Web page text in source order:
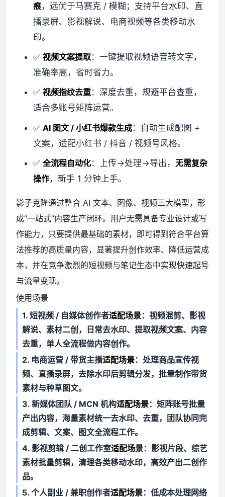
痕，远优于马赛克 / 模糊；支持平台水印、直
播录屏、影视解说、电商视频等各类移动水
印。
✅ 视频文案提取：一键提取视频语音转文字，
准确率高，省时省力。
✅ 视频指纹去重：深度去重，规避平台查重，
适合多账号矩阵运营。
✅ AI 图文 / 小红书爆款生成：自动生成配图 +
文案，适配小红书 / 抖音 / 视频号风格。
✅ 全流程自动化：上传→处理→导出， 无需复杂
操作，新手 1 分钟上手。
影子克隆通过整合 AI 文本、图像、视频三大模型，形
成“一站式”内容生产闭环。用户无需具备专业设计或写
作能力，只要提供最基础的素材，即可得到符合平台算
法推荐的高质量内容，显著提升创作效率、降低运营成
本，并在竞争激烈的短视频与笔记生态中实现快速起号
与流量变现。
使用场景
1. 短视频 / 自媒体创作者适配场景：视频混剪、影视
解说、素材二创，日常去水印、提取视频文案、内容
去重，单人全流程做内容创作。
2. 电商运营 / 带货主播适配场景：处理商品宣传视
频、直播录屏，去除水印后剪辑分发，批量制作带货
素材与种草图文。
3. 新媒体团队 / MCN 机构适配场景：矩阵账号批量
产出内容，海量素材统一去水印、去重，团队协同完
成剪辑、文案、图文全流程工作。
4. 影视剪辑 / 二创工作室适配场景：影视片段、综艺
素材批量剪辑，清理各类移动水印，高效产出二创作
品。
5. 个人副业 / 兼职创作者适配场景：低成本处理网络